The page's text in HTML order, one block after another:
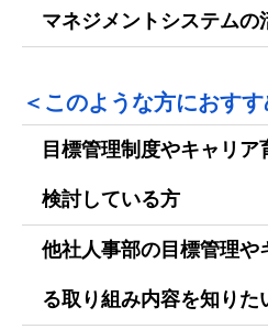
マネジメントシステムの
＜このような方におすす
目標管理制度やキャリ
検討している方
他社人事部の目標管理や
る取り組み内容を知りた